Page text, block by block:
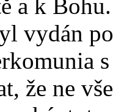
a k
vydán
že ne